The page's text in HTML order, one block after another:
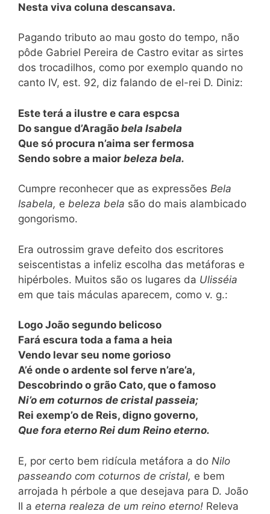
Nesta viva coluna descansava.
Pagando tributo ao mau gosto do tempo, não
pôde Gabriel Pereira de Castro evitar as sirtes
dos trocadilhos, como por exemplo quando no
canto IV, est. 92, diz falando de el-rei D. Diniz:
Este terá a ilustre e cara espcsa
Do sangue d’Aragão bela Isabela
Que só procura n’aima ser fermosa
Sendo sobre a maior beleza bela.
Cumpre reconhecer que as expressões Bela
Isabela, e beleza bela são do mais alambicado
gongorismo.
Era outrossim grave defeito dos escritores
seiscentistas a infeliz escolha das metáforas e
hipérboles. Muitos são os lugares da Ulisséia
em que tais máculas aparecem, como v. g.:
Logo João segundo belicoso
Fará escura toda a fama a heia
Vendo levar seu nome gorioso
A’é onde o ardente sol ferve n’are’a,
Descobrindo o grão Cato, que o famoso
Ni’o em coturnos de cristal passeia;
Rei exemp’o de Reis, digno governo,
Que fora eterno Rei dum Reino eterno.
E, por certo bem ridícula metáfora a do Nilo
passeando com coturnos de cristal, e bem
arrojada h pérbole a que desejava para D. João
II a eterna realeza de um reino eterno! Releva